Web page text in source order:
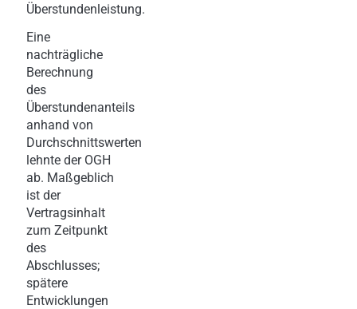
Überstundenleistung.
Eine
nachträgliche
Berechnung
des
Überstundenanteils
anhand von
Durchschnittswerten
lehnte der OGH
ab. Maßgeblich
ist der
Vertragsinhalt
zum Zeitpunkt
des
Abschlusses;
spätere
Entwicklungen